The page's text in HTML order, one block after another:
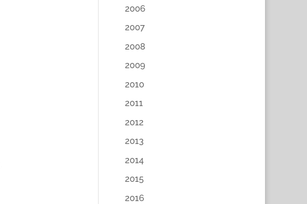
2006
2007
2008
2009
2010
2011
2012
2013
2014
2015
2016